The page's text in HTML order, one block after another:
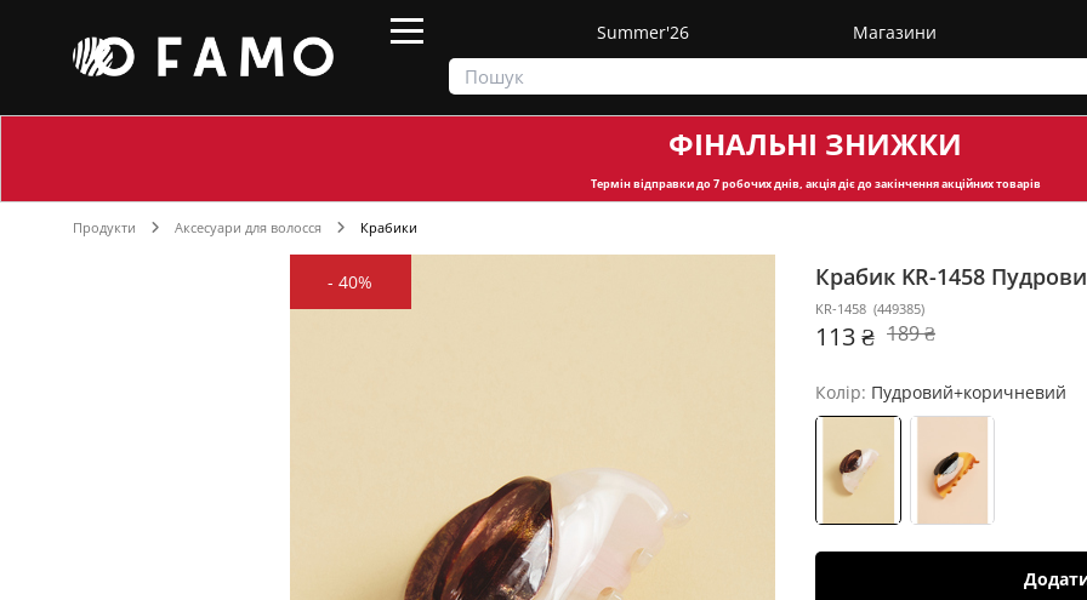
Summer'26 Магазини
ФІНАЛЬНІ ЗНИЖКИ
Термін відправкидо 7 робочих днів, акція діє до закінчення акційних товарів
Продукти Аксесуари для волосся Крабики
-40% Крабик KR-1458
KR-1458 (449385)
113 ₴ 189 ₴
Колір: Пудровий+коричневий